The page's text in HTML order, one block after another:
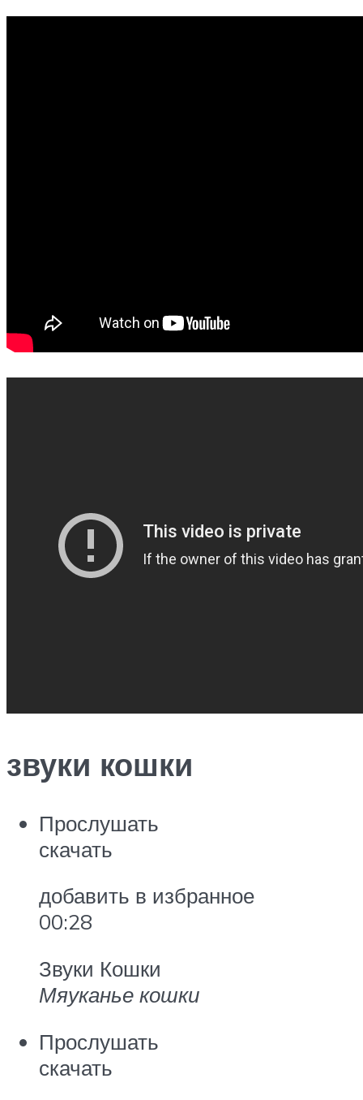
звуки кошки
Прослушать
скачать
добавить в избранное
00:28
Звуки Кошки
Мяуканье кошки
Прослушать
скачать